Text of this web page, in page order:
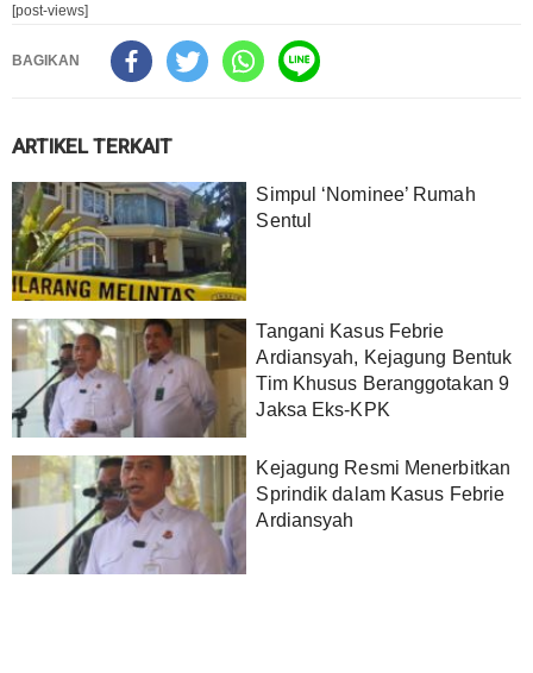
[post-views]
BAGIKAN
ARTIKEL TERKAIT
Simpul ‘Nominee’ Rumah
Sentul
Tangani Kasus Febrie
Ardiansyah, Kejagung Bentuk
Tim Khusus Beranggotakan 9
Jaksa Eks-KPK
Kejagung Resmi Menerbitkan
Sprindik dalam Kasus Febrie
Ardiansyah